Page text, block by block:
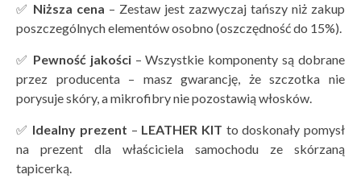
✅ Niższa cena – Zestaw jest zazwyczaj tańszy niż zakup
poszczególnych elementów osobno (oszczędność do 15%).
✅ Pewność jakości– Wszystkie komponenty są dobrane
przez producenta – masz gwarancję, że szczotka nie
porysuje skóry, a mikrofibry nie pozostawią włosków.
✅ Idealny prezent – LEATHER KIT to doskonały pomysł
na prezent dla właściciela samochodu ze skórzaną
tapicerką.